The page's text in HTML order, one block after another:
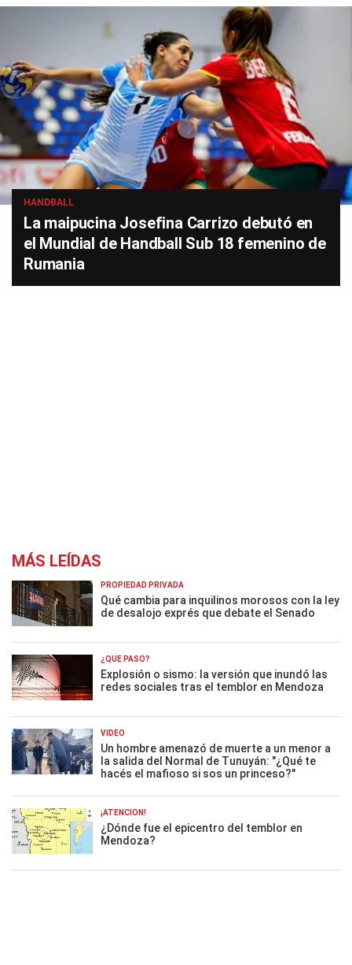
HANDBALL
La maipucina Josefina Carrizo debutó en
el Mundial de Handball Sub 18 femenino de
Rumania
MÁS LEÍDAS
PROPIEDAD PRIVADA
Qué cambia para inquilinos morosos con la ley
de desalojo exprés que debate el Senado
¿QUÉ PASÓ?
Explosión o sismo: la versión que inundó las
redes sociales tras el temblor en Mendoza
VIDEO
Un hombre amenazó de muerte a un menor a
la salida del Normal de Tunuyán: "¿Qué te
hacés el mafioso si sos un princeso?"
¡ATENCIÓN!
¿Dónde fue el epicentro del temblor en
Mendoza?